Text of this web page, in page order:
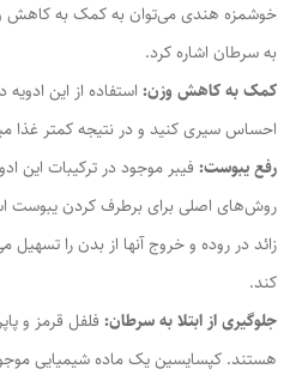
خوشمزه هندی می‌توان به کمک به کاهش
به سرطان اشاره کرد.
کمک به کاهش وزن: استفاده از این
احساس سیری کنید و در نتیجه کمتر غذا
رفع یبوست: فیبر موجود در ترکیبات این
روش‌های اصلی برای برطرف کردن یبوست
زائد در روده و خروج آنها از بدن را تسهیل
‌کند.
جلوگیری از ابتلا به سرطان: فلفل قرمز و
هستند. کپسایسین یک ماده شیمیایی